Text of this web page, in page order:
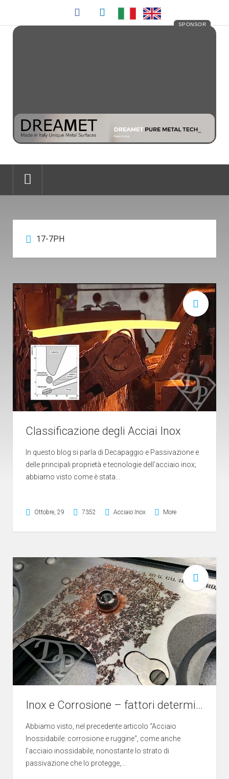
SPONSOR
17-7PH
Classificazione degli Acciai Inox
In questo blog si parla di Decapaggio e Passivazione e
delle principali proprietà e tecnologie dell’acciaio inox;
abbiamo visto come è stata...
Ottobre, 29 7352 Acciaio Inox More
Inox e Corrosione – fattori determinanti
Abbiamo visto, nel precedente articolo “Acciaio
Inossidabile: corrosione e ruggine“, come anche
l’acciaio inossidabile, nonostante lo strato di
passivazione che lo protegge,...